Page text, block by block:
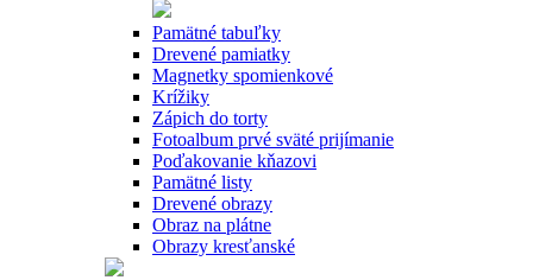
Pamätné tabuľky
Drevené pamiatky
Magnetky spomienkové
Krížiky
Zápich do torty
Fotoalbum prvé sväté prijímanie
Poďakovanie kňazovi
Pamätné listy
Drevené obrazy
Obraz na plátne
Obrazy kresťanské